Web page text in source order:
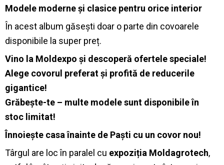
Modele moderne și clasice pentru orice interior
În acest album găsești doar o parte din covoarele
disponibile la super preț.
Vino la Moldexpo și descoperă ofertele speciale!
Alege covorul preferat și profită de reducerile
gigantice!
Grăbește-te – multe modele sunt disponibile în
stoc limitat!
Înnoiește casa înainte de Paști cu un covor nou!
Târgul are loc în paralel cu expoziția Moldagrotech,